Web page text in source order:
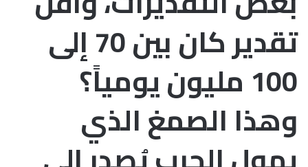
تقدير كان بين 70 إلى
100 مليون يومياً؟
وهذا الصمغ الذي